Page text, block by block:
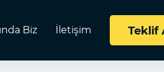
Biz İletişim Teklif